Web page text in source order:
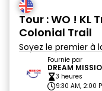
Tour : WO ! KL
Colonial Trail
Soyez le premier à
Fournie par
DREAM
3 heures
9:30 AM, 2:00